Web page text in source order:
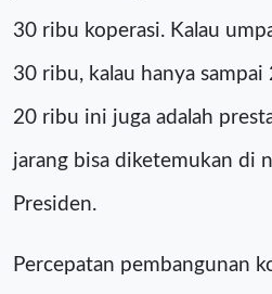
30 ribu koperasi. Kalau
30 ribu, kalau hanya sampai
20 ribu ini juga adalah
jarang bisa diketemukan di
Presiden.
Percepatan pembangunan